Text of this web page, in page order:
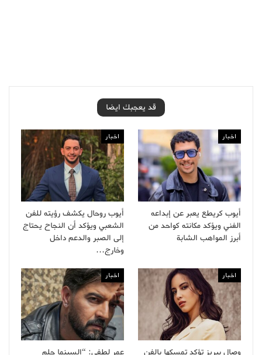
قد يعجبك ايضا
اخبار
أيوب كريطع يعبر عن إبداعه
الفني ويؤكد مكانته كواحد من
أبرز المواهب الشابة
اخبار
أيوب روحال يكشف رؤيته للفن
الشعبي ويؤكد أن النجاح يحتاج
إلى الصبر والدعم داخل
وخارج…
اخبار
وصال بيريز تؤكد تمسكها بالفن
اخبار
عمر لطفي: “السينما حلم